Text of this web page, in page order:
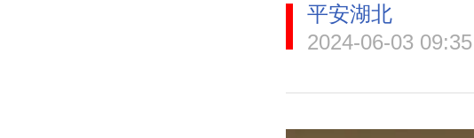
平安湖北
2024-06-03 09:35